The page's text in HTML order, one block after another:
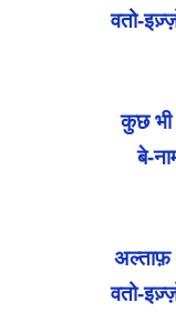
वतो-
कुछ भी
बे-
अल्ताफ़
वतो-